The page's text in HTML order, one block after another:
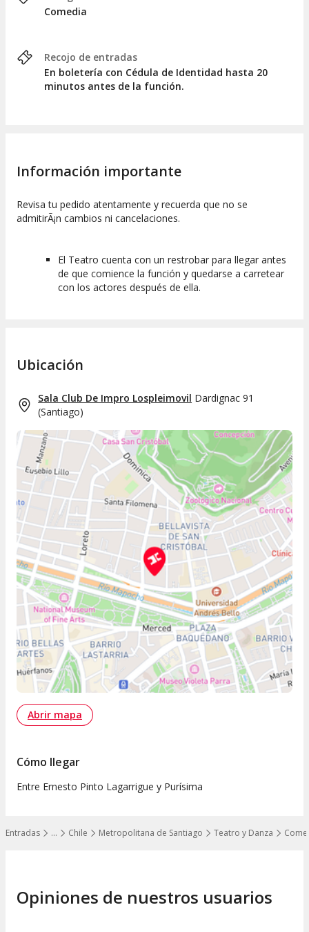
…
Mostrar todos los niveles
Entradas Chile Metropolitana de Santiago Teatro y Danza
Comedia
Recojo de entradas
En boletería con Cédula de Identidad hasta 20
minutos antes de la función.
Información importante
Revisa tu pedido atentamente y recuerda que no se
admitirÃ¡n cambios ni cancelaciones.
El Teatro cuenta con un restrobar para llegar antes
de que comience la función y quedarse a carretear
con los actores después de ella.
Ubicación
Sala Club De Impro Lospleimovil Dardignac 91
(Santiago)
Abrir mapa
Cómo llegar
Entre Ernesto Pinto Lagarrigue y Purísima
Opiniones de nuestros usuarios